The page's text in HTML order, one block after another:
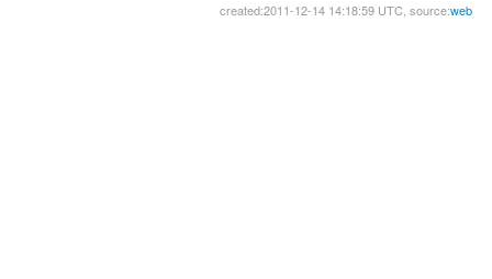
created:2011-12-14 14:18:59 UTC, source:web